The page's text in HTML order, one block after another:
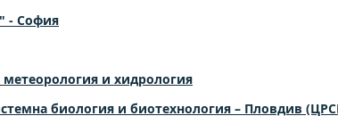
- София
и хидрология
биология и биотехнология – Пловдив